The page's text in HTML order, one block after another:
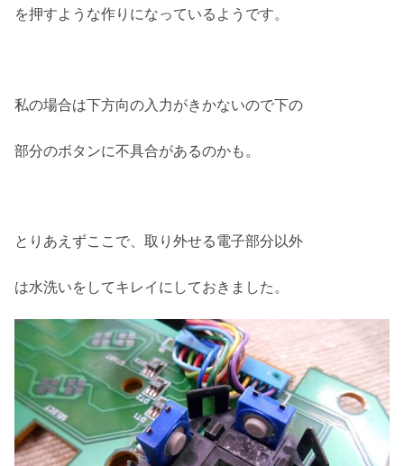
を押すような作りになっているようです。
私の場合は下方向の入力がきかないので下の
部分のボタンに不具合があるのかも。
とりあえずここで、取り外せる電子部分以外
は水洗いをしてキレイにしておきました。